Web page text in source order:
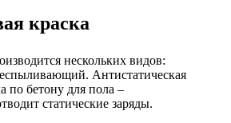
краска
нескольких видов:
Антистатическая
по бетону для пола –
статические заряды.